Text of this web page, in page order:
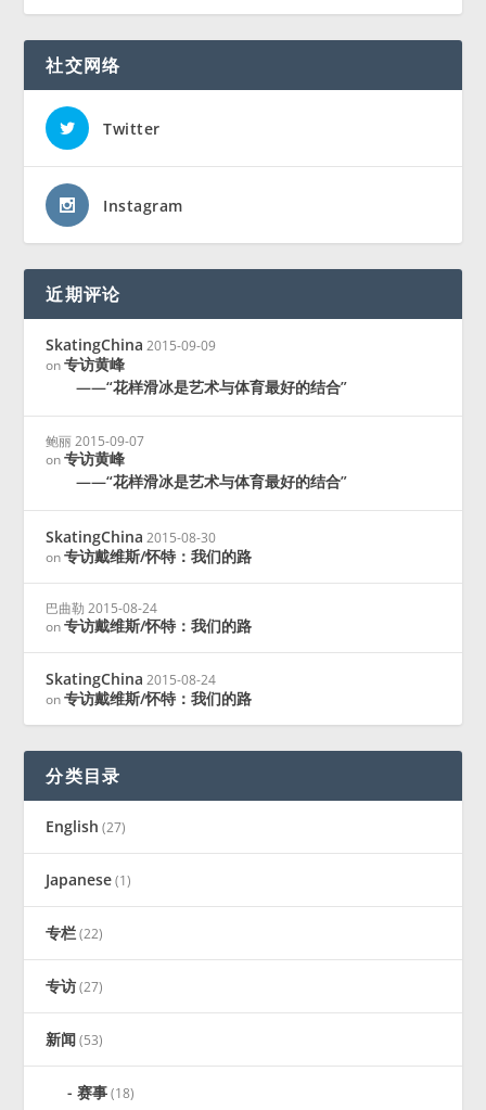
社交网络
Twitter
Instagram
近期评论
SkatingChina 2015-09-09
on专访黄峰
——“花样滑冰是艺术与体育最好的结合”
鲍丽 2015-09-07
on专访黄峰
——“花样滑冰是艺术与体育最好的结合”
SkatingChina 2015-08-30
on专访戴维斯/怀特：我们的路
巴曲勒 2015-08-24
on专访戴维斯/怀特：我们的路
SkatingChina 2015-08-24
on专访戴维斯/怀特：我们的路
分类目录
English (27)
Japanese(1)
专栏(22)
专访(27)
新闻(53)
赛事(18)